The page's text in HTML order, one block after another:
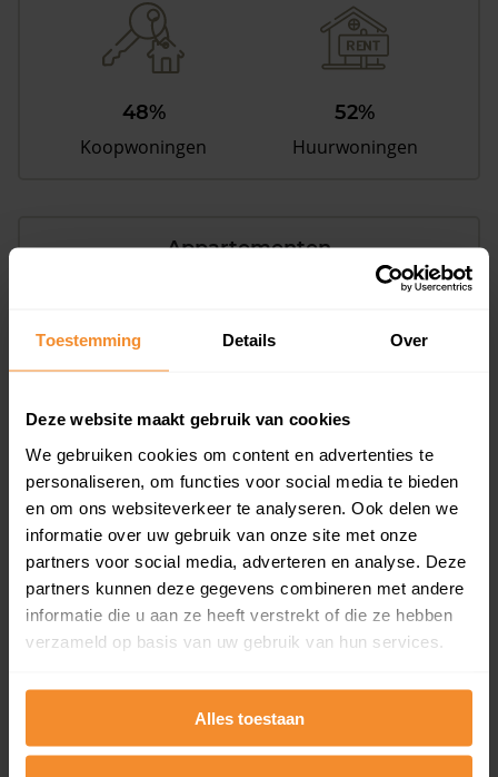
Toestemming Details Over
Deze website maakt gebruik van cookies
We gebruiken cookies om content en advertenties te
personaliseren, om functies voor social media te bieden
en om ons websiteverkeer te analyseren. Ook delen we
informatie over uw gebruik van onze site met onze
partners voor social media, adverteren en analyse. Deze
partners kunnen deze gegevens combineren met andere
informatie die u aan ze heeft verstrekt of die ze hebben
verzameld op basis van uw gebruik van hun services.
Alles toestaan
48%
Koopwoningen
52%
Huurwoningen
Appartementen
aandeel van totale woningen
Bouwjaar
T/m 1945
22%